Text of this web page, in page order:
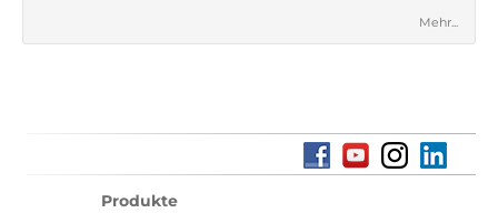
Mehr...
Produkte